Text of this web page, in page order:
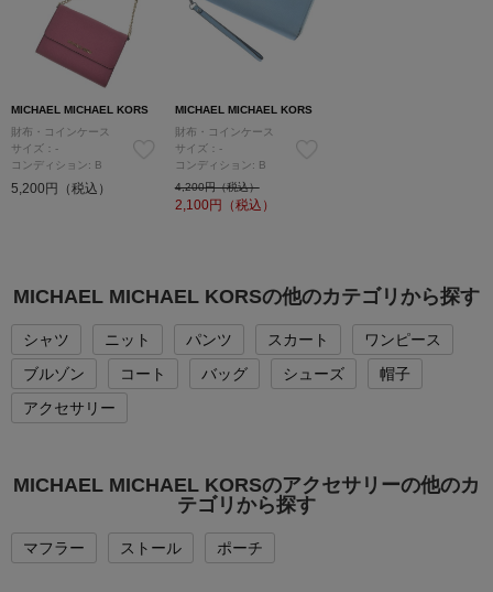
MICHAEL MICHAEL KORS
財布・コインケース
サイズ：-
コンディション: B
5,200円（税込）
MICHAEL MICHAEL KORS
財布・コインケース
サイズ：-
コンディション: B
4,200円（税込）
2,100円（税込）
MICHAEL MICHAEL KORSの他のカテゴリから探す
シャツ ニット パンツ スカート
ワンピース
ブルゾン
コート バッグ シューズ
帽子
アクセサリー
MICHAEL MICHAEL KORSのアクセサリーの他のカ
テゴリから探す
マフラー ストール ポーチ